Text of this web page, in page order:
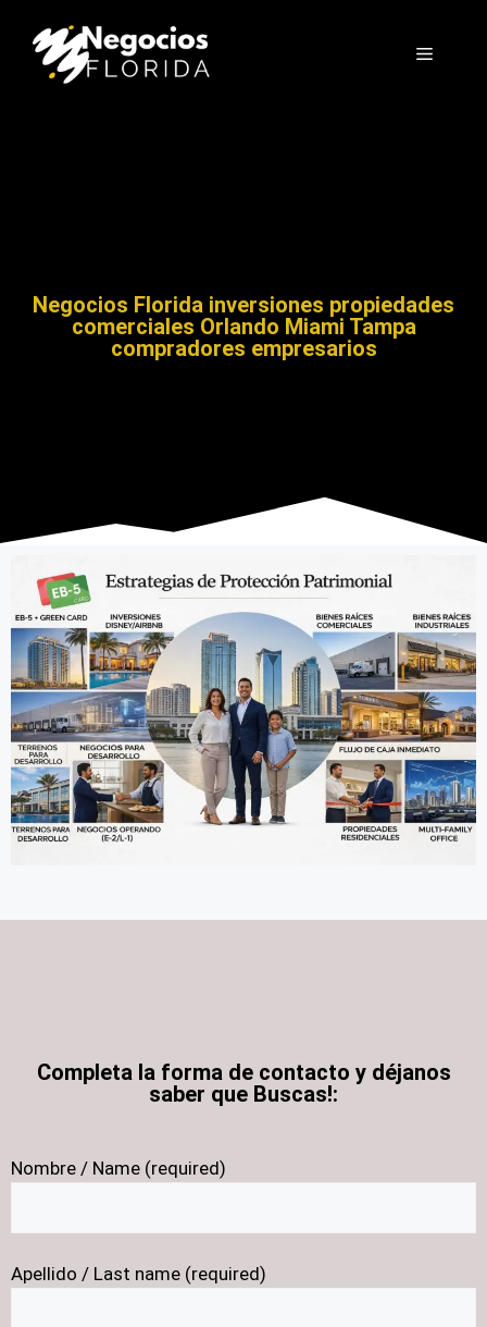
Negocios Florida inversiones propiedades
comerciales Orlando Miami Tampa
compradores empresarios
Completa la forma de contacto y déjanos
saber que Buscas!:
Nombre / Name (required)
Apellido / Last name (required)